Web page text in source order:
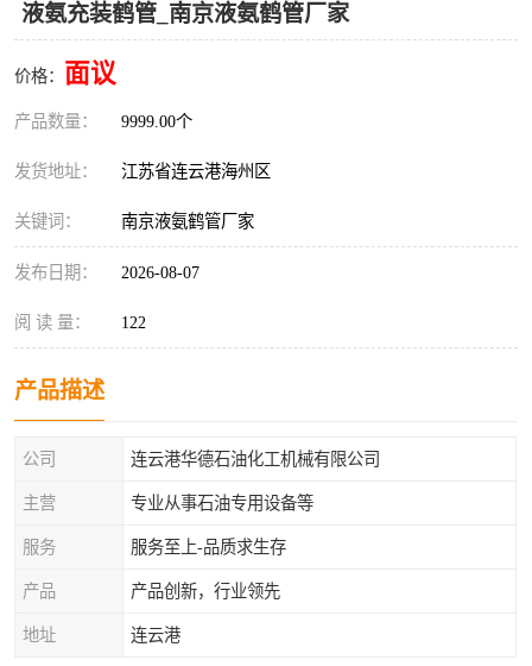
液氨充装鹤管_南京液氨鹤管厂家
价格： 面议
产品数量： 9999.00个
发货地址： 江苏省连云港海州区
关键词： 南京液氨鹤管厂家
发布日期： 2026-08-07
阅 读 量： 122
产品描述
公司 连云港华德石油化工机械有限公司
主营 专业从事石油专用设备等
服务 服务至上-品质求生存
产品 产品创新，行业领先
地址 连云港